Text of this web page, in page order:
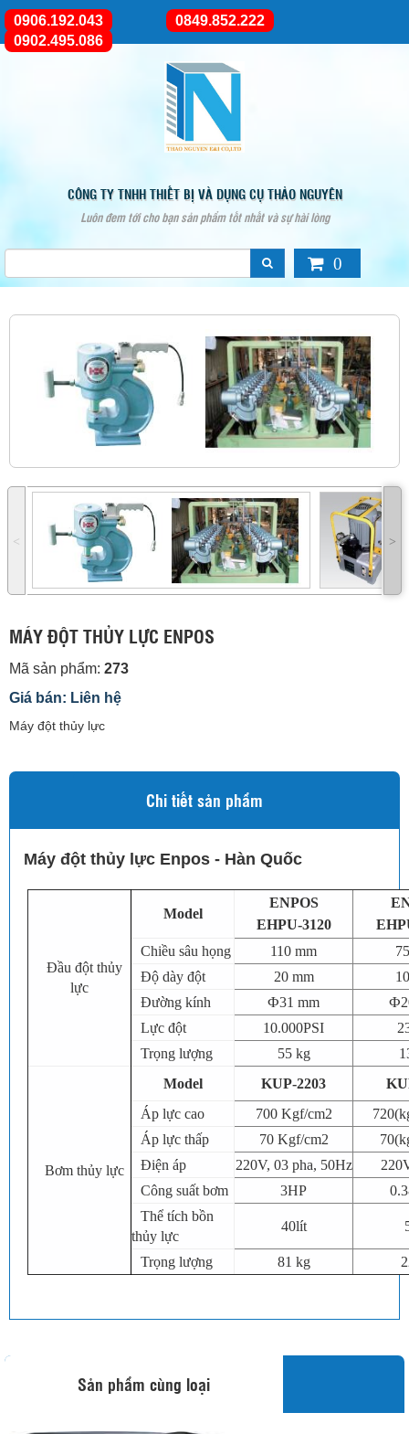
CÔNG TY TNHH THIẾT BỊ VÀ DỤNG CỤ THẢO NGUYÊN
Luôn đem tới cho bạn sản phẩm tốt nhất và sự hài lòng
0906.192.043
0849.852.222
0902.495.086
0
˂ ˃
MÁY ĐỘT THỦY LỰC ENPOS
Mã sản phẩm: 273
Giá bán: Liên hệ
Máy đột thủy lực
Chi tiết sản phẩm
Máy đột thủy lực Enpos - Hàn Quốc
Đầu đột thủy
lực
Model
ENPOS
EHPU-3120
Chiều sâu họng
110 mm
Độ dày đột
20 mm
Đường kính
Ф31 mm
Lực đột
10.000PSI
Trọng lượng
55 kg
Bơm thủy lực
Model KUP-2203
Áp lực cao
700 Kgf/cm2
Áp lực thấp
70 Kgf/cm2
Điện áp
220V, 03 pha, 50Hz
Công suất bơm
3HP
Thể tích bồn
thủy lực
40lít
Trọng lượng 81 kg
Sản phẩm cùng loại